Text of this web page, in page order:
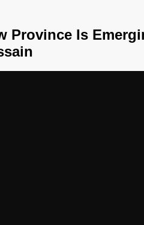
Province Is